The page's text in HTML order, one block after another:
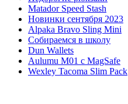
Matador Speed Stash
Новинки сентября 2023
Alpaka Bravo Sling Mini
Собираемся в школу
Dun Wallets
Aulumu M01 с MagSafe
Wexley Tacoma Slim Pack